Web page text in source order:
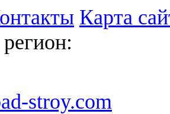
Карта
stroy.com